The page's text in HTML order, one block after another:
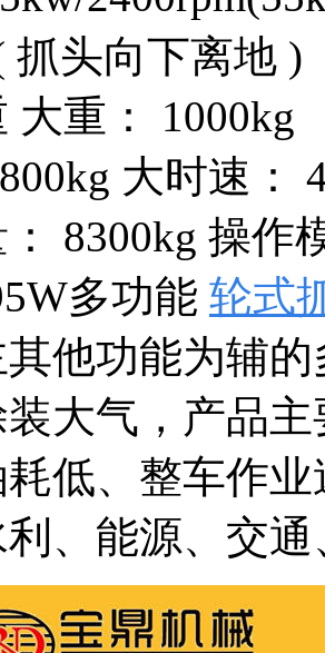
抓头向下离地 )
大重： 1000kg
大时速：
8300kg 操作
多功能 轮式
他功能为辅
大气，产品
低、整车作
、能源、交